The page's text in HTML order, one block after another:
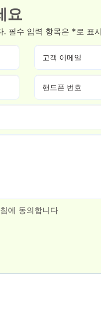
요
. 필수 입력 항목은 *로 표
에 동의합니다